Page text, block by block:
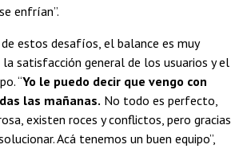
enfrían”.
estos desafíos, el balance es muy
satisfacción general de los usuarios y el
“Yo le puedo decir que vengo con
las mañanas. No todo es perfecto,
existen roces y conflictos, pero gracias
Acá tenemos un buen equipo”,